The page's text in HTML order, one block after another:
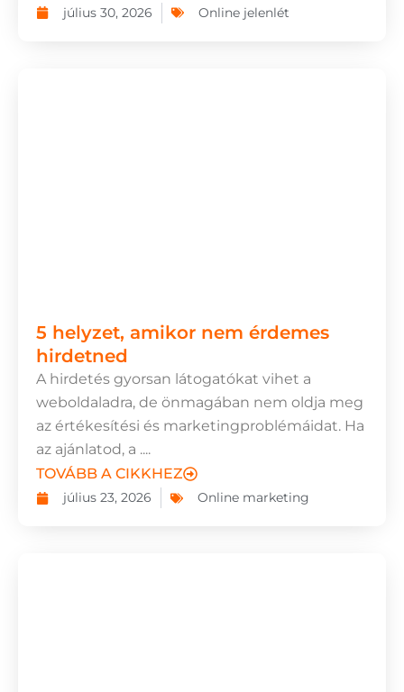
július 30, 2026 Online jelenlét
5 helyzet, amikor nem érdemes
hirdetned
A hirdetés gyorsan látogatókat vihet a
weboldaladra, de önmagában nem oldja meg
az értékesítési és marketingproblémáidat. Ha
az ajánlatod, a ....
TOVÁBB A CIKKHEZ
július 23, 2026 Online marketing